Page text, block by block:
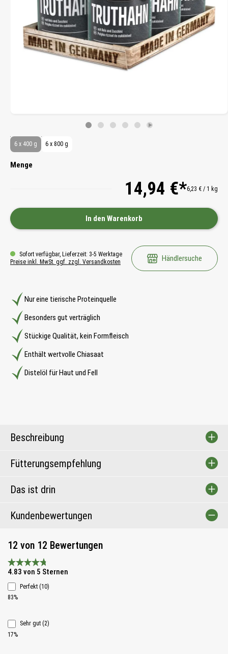
Nur eine tierische Proteinquelle
Besonders gut verträglich
Stückige Qualität, kein Formfleisch
Enthält wertvolle Chiasaat
Distelöl für Haut und Fell
6 x 400 g 6 x 800 g
Menge
14,94 €*6,23 € / 1 kg
In den Warenkorb
Sofort verfügbar, Lieferzeit: 3-5 Werktage
Preise inkl. MwSt. ggf. zzgl. Versandkosten
Händlersuche
Beschreibung
Fütterungsempfehlung
Das ist drin
Kundenbewertungen
12 von 12 Bewertungen
Durchschnittliche Bewertung 4.8 von 5 Sternen
4.83 von 5 Sternen
Perfekt (10)
83%
Sehr gut (2)
17%